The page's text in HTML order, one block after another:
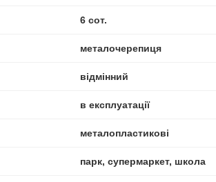
6 сот.
металочерепиця
відмінний
в експлуатації
металопластикові
парк, супермаркет, школа